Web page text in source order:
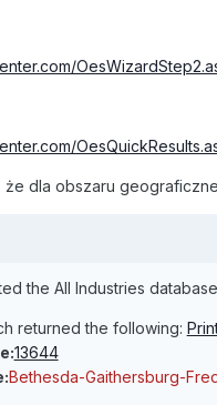
że dla obszaru
the All Industries
returned the following:
13644
Bethesda-Gaithersburg-